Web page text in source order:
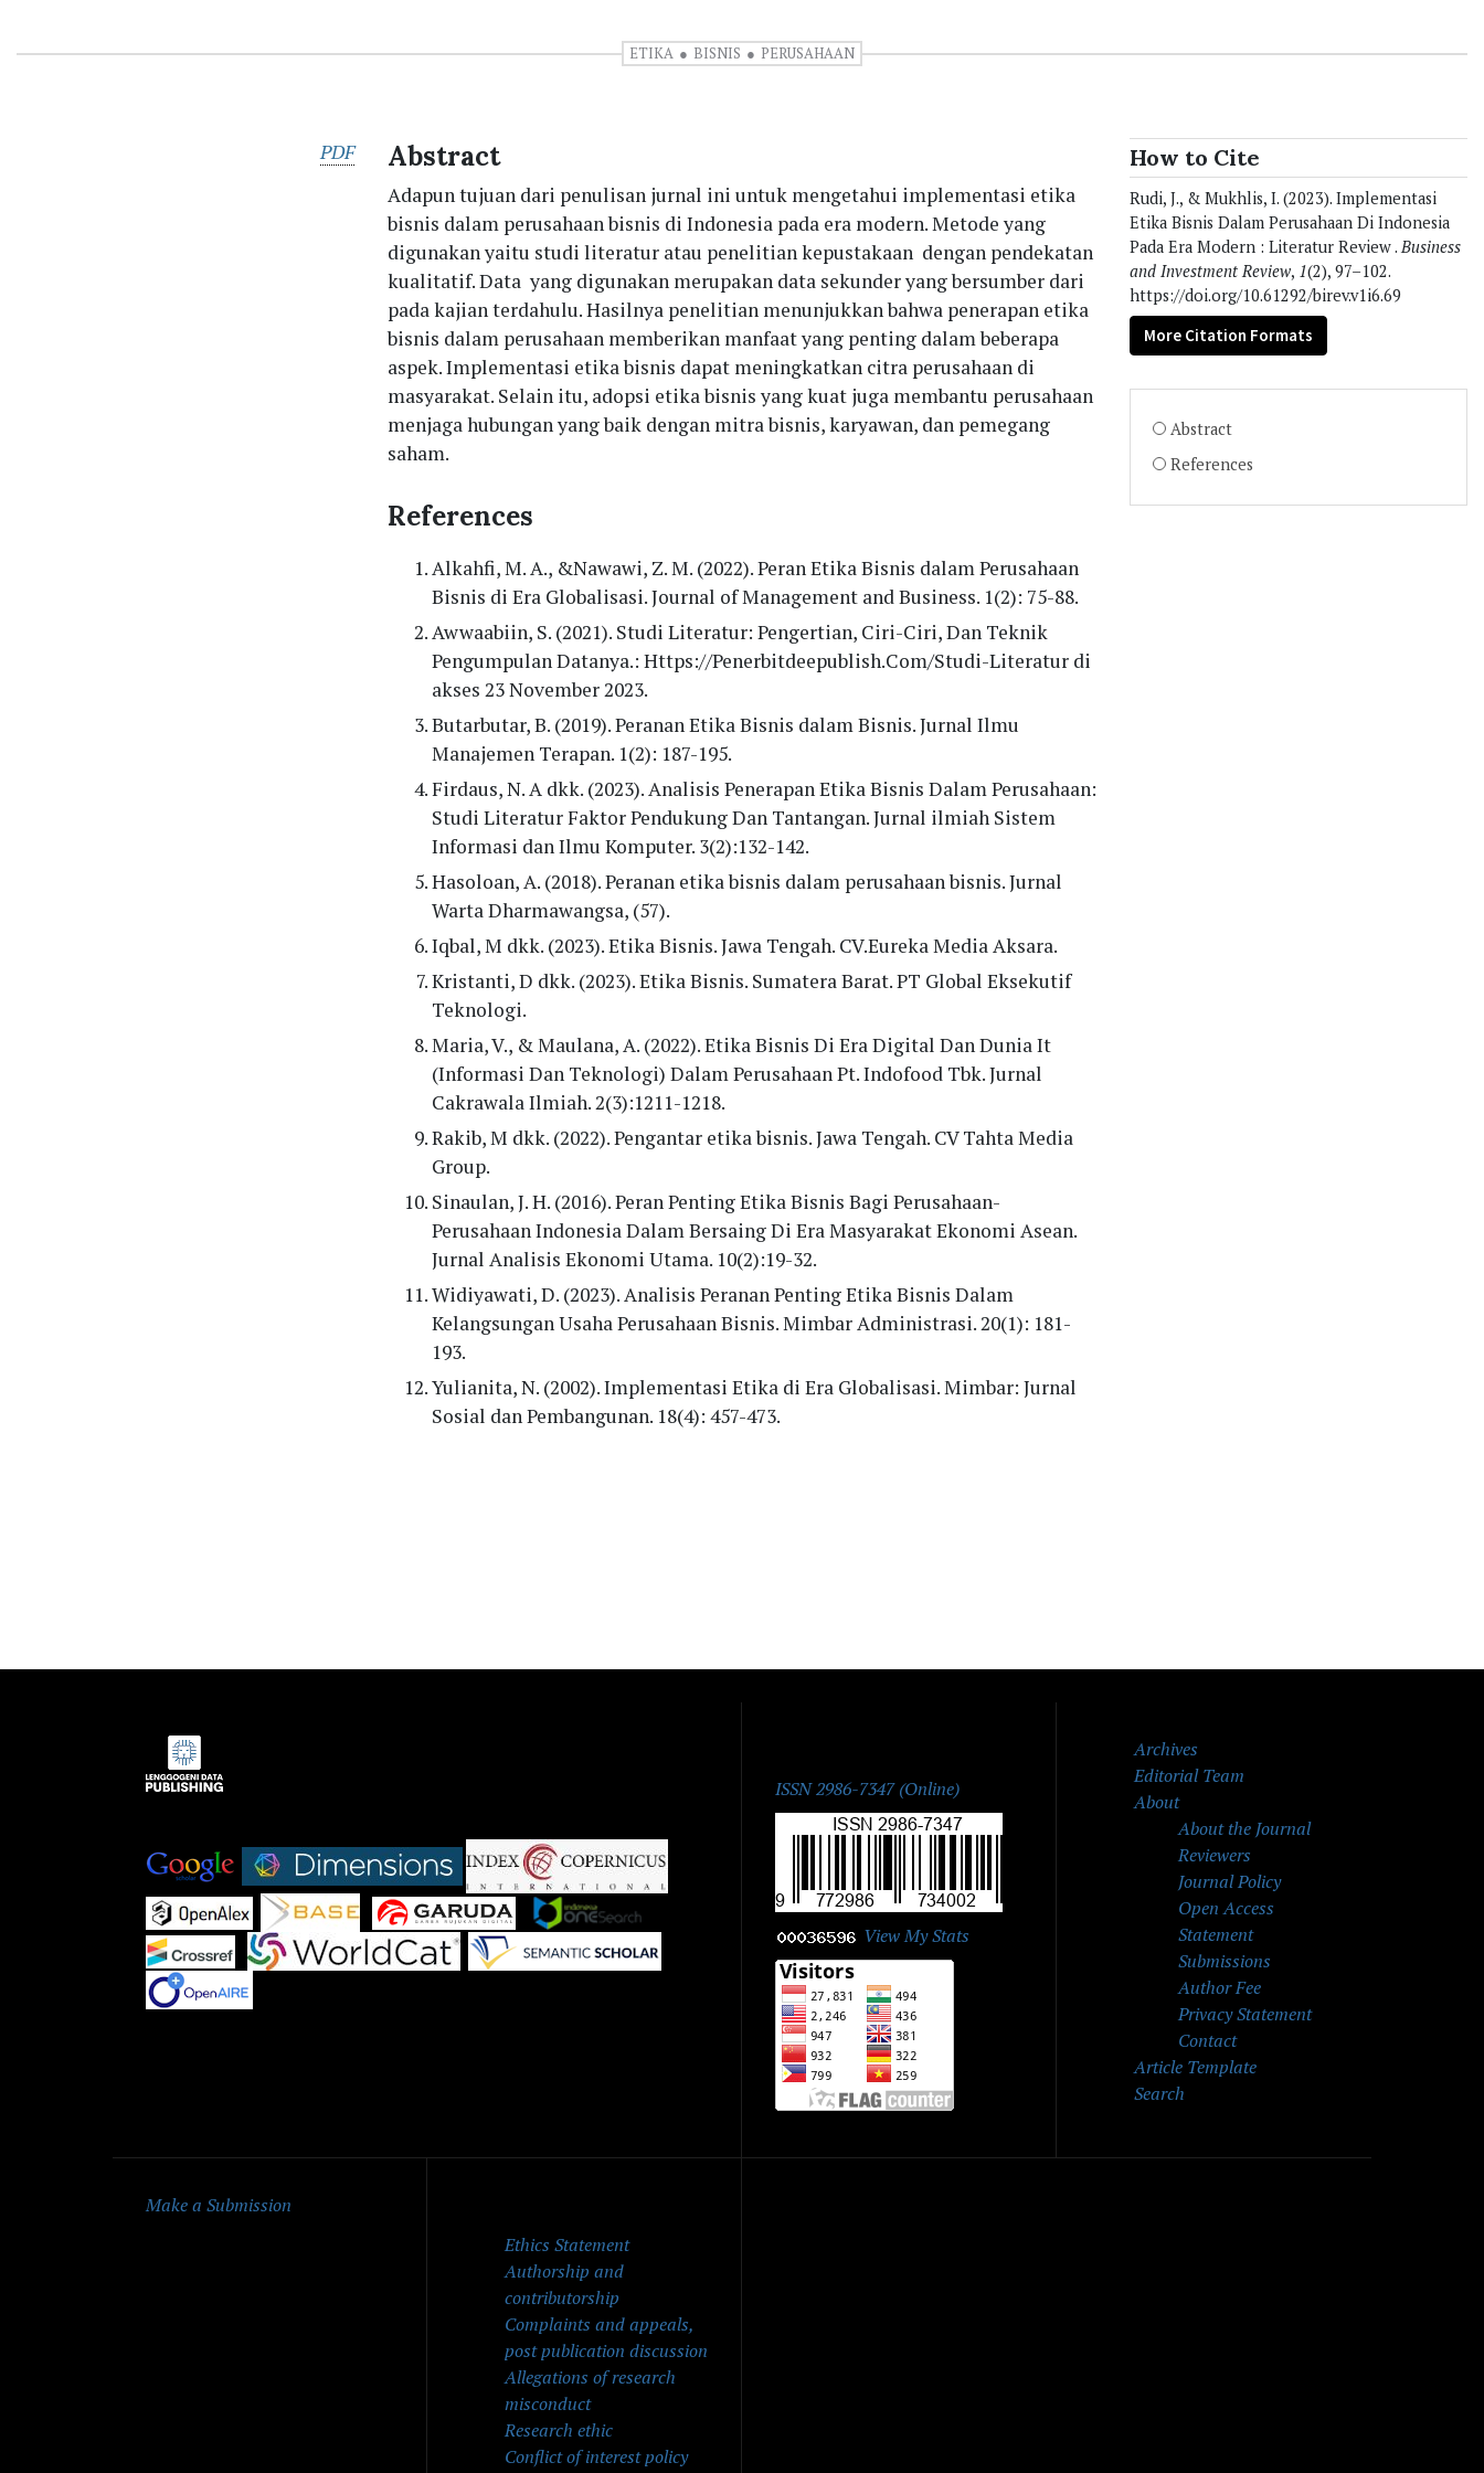
ETIKA BISNIS PERUSAHAAN
PDF Abstract
Adapun tujuan dari penulisan jurnal ini untuk mengetahui implementasi etika
bisnis dalam perusahaan bisnis di Indonesia pada era modern. Metode yang
digunakan yaitu studi literatur atau penelitian kepustakaan dengan pendekatan
kualitatif. Data yang digunakan merupakan data sekunder yang bersumber dari
pada kajian terdahulu. Hasilnya penelitian menunjukkan bahwa penerapan etika
bisnis dalam perusahaan memberikan manfaat yang penting dalam beberapa
aspek. Implementasi etika bisnis dapat meningkatkan citra perusahaan di
masyarakat. Selain itu, adopsi etika bisnis yang kuat juga membantu perusahaan
menjaga hubungan yang baik dengan mitra bisnis, karyawan, dan pemegang
saham.
References
Alkahfi, M. A., &Nawawi, Z. M. (2022). Peran Etika Bisnis dalam Perusahaan
Bisnis di Era Globalisasi. Journal of Management and Business. 1(2): 75-88.
Awwaabiin, S. (2021). Studi Literatur: Pengertian, Ciri-Ciri, Dan Teknik
Pengumpulan Datanya.: Https://Penerbitdeepublish.Com/Studi-Literatur di
akses 23 November 2023.
Butarbutar, B. (2019). Peranan Etika Bisnis dalam Bisnis. Jurnal Ilmu
Manajemen Terapan. 1(2): 187-195.
Firdaus, N. A dkk. (2023). Analisis Penerapan Etika Bisnis Dalam Perusahaan:
Studi Literatur Faktor Pendukung Dan Tantangan. Jurnal ilmiah Sistem
Informasi dan Ilmu Komputer. 3(2):132-142.
Hasoloan, A. (2018). Peranan etika bisnis dalam perusahaan bisnis. Jurnal
Warta Dharmawangsa, (57).
Iqbal, M dkk. (2023). Etika Bisnis. Jawa Tengah. CV.Eureka Media Aksara.
Kristanti, D dkk. (2023). Etika Bisnis. Sumatera Barat. PT Global Eksekutif
Teknologi.
Maria, V., & Maulana, A. (2022). Etika Bisnis Di Era Digital Dan Dunia It
(Informasi Dan Teknologi) Dalam Perusahaan Pt. Indofood Tbk. Jurnal
Cakrawala Ilmiah. 2(3):1211-1218.
Rakib, M dkk. (2022). Pengantar etika bisnis. Jawa Tengah. CV Tahta Media
Group.
Sinaulan, J. H. (2016). Peran Penting Etika Bisnis Bagi Perusahaan-
Perusahaan Indonesia Dalam Bersaing Di Era Masyarakat Ekonomi Asean.
Jurnal Analisis Ekonomi Utama. 10(2):19-32.
Widiyawati, D. (2023). Analisis Peranan Penting Etika Bisnis Dalam
Kelangsungan Usaha Perusahaan Bisnis. Mimbar Administrasi. 20(1): 181-
193.
Yulianita, N. (2002). Implementasi Etika di Era Globalisasi. Mimbar: Jurnal
Sosial dan Pembangunan. 18(4): 457-473.
How to Cite
Rudi, J., & Mukhlis, I. (2023). Implementasi
Etika Bisnis Dalam Perusahaan Di Indonesia
Pada Era Modern : Literatur Review .Business
and Investment Review, 1(2), 97–102.
https://doi.org/10.61292/birev.v1i6.69
More Citation Formats
Abstract
References
ISSN 2986-7347 (Online)
View My Stats
Archives
Editorial Team
About
About the Journal
Reviewers
Journal Policy
Open Access
Statement
Submissions
Author Fee
Privacy Statement
Contact
Article Template
Search
Make a Submission
Ethics Statement
Authorship and
contributorship
Complaints and appeals,
post publication discussion
Allegations of research
misconduct
Research ethic
Conflict of interest policy